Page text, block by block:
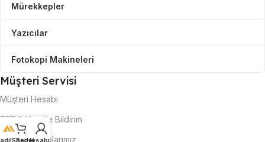
Mürekkepler
Yazıcılar
Fotokopi Makineleri
Müşteri Servisi
Müşteri Hesabı
EFT & Havale Bildirim
Banka Hesaplarımız
SepetHesabım